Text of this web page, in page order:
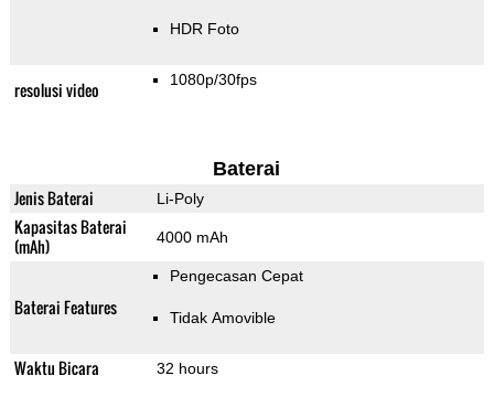
HDR Foto
resolusi video 1080p/30fps
Baterai
Jenis Baterai Li-Poly
Kapasitas Baterai
(mAh)
4000 mAh
Baterai Features
Pengecasan Cepat
Tidak Amovible
Waktu Bicara 32 hours